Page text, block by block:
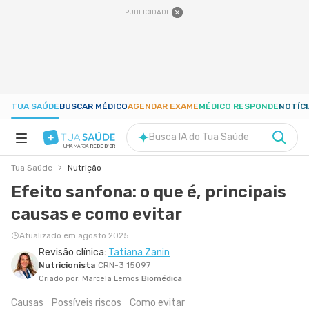
PUBLICIDADE
TUA SAÚDEBUSCAR MÉDICOAGENDAR EXAMEMÉDICO RESPONDE
NUTRIÇÃO
GRAVIDEZ
UMA MARCA REDE D'OR
Busca IA do Tua Saúde
Tua Saúde Nutrição
Efeito sanfona: o que é, principais
causas e como evitar
Atualizado em agosto 2025
Revisão clínica: Tatiana Zanin
Nutricionista CRN-3 15097
Criado por: Marcela Lemos Biomédica
Causas Possíveis riscos Como evitar